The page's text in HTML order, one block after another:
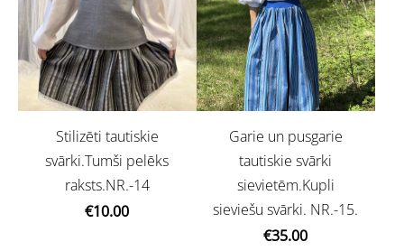
Stilizēti tautiskie
svārki.Tumši pelēks
raksts.NR.-14
€10.00
Garie un pusgarie
tautiskie svārki
sievietēm.Kupli
sieviešu svārki. NR.-15.
€35.00